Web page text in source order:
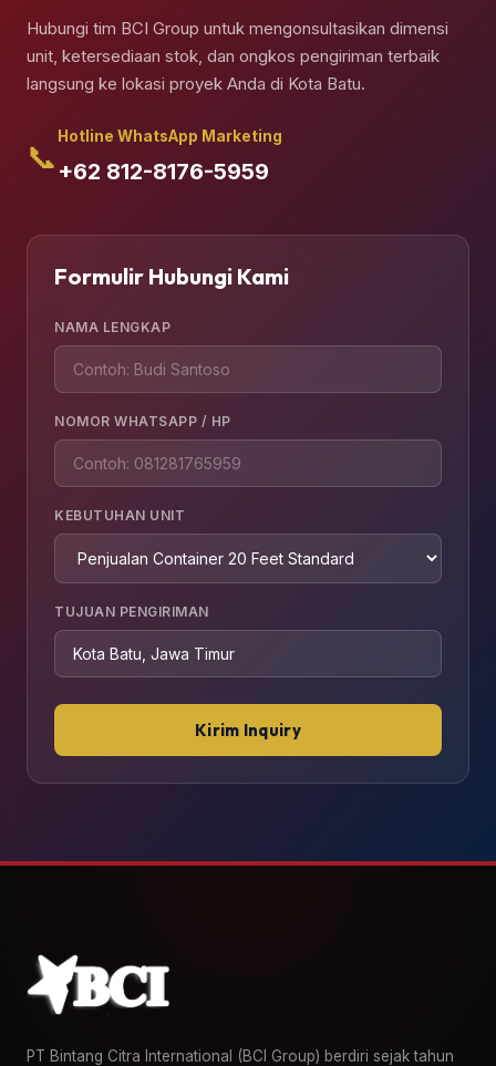
Hubungi tim BCI Group untuk mengonsultasikan dimensi
unit, ketersediaan stok, dan ongkos pengiriman terbaik
langsung ke lokasi proyek Anda di Kota Batu.
📞
Hotline WhatsApp Marketing
+62 812-8176-5959
Formulir Hubungi Kami
NAMA LENGKAP
NOMOR WHATSAPP / HP
KEBUTUHAN UNIT
TUJUAN PENGIRIMAN
Kirim Inquiry
PT Bintang Citra International (BCI Group) berdiri sejak tahun